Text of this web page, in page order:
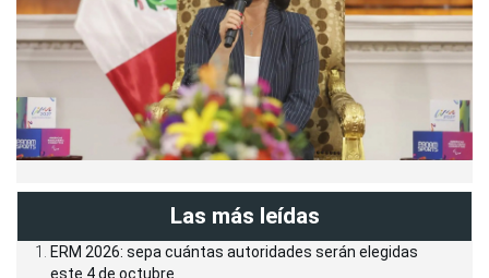
Las más leídas
ERM 2026: sepa cuántas autoridades serán elegidas
este 4 de octubre